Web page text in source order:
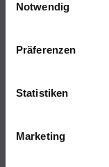
Notwendig
Präferenzen
Statistiken
Marketing
Online-Shop
Putze- und
Wand- & Deckenbeläge